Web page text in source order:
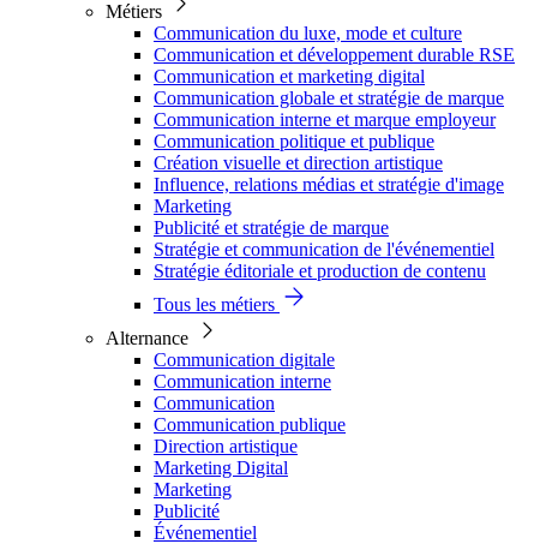
Métiers
Communication du luxe, mode et culture
Communication et développement durable RSE
Communication et marketing digital
Communication globale et stratégie de marque
Communication interne et marque employeur
Communication politique et publique
Création visuelle et direction artistique
Influence, relations médias et stratégie d'image
Marketing
Publicité et stratégie de marque
Stratégie et communication de l'événementiel
Stratégie éditoriale et production de contenu
Tous les métiers
Alternance
Communication digitale
Communication interne
Communication
Communication publique
Direction artistique
Marketing Digital
Marketing
Publicité
Événementiel